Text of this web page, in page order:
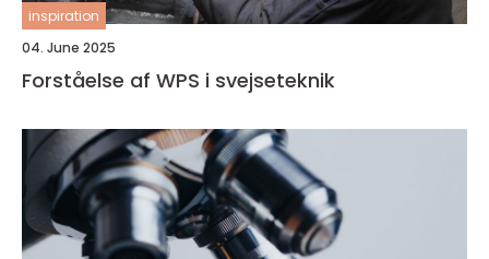
inspiration
04. June 2025
Forståelse af WPS i svejseteknik